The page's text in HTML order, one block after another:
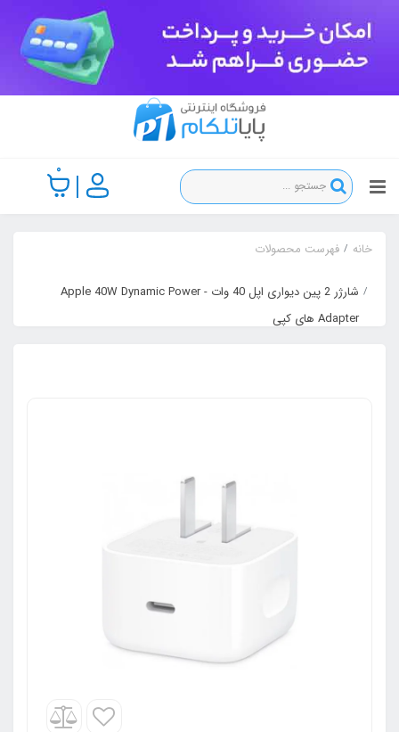
0
خانه فهرست محصولات
شارژر 2 پین دیواری اپل 40 وات - Apple 40W Dynamic Power
Adapter های کپی